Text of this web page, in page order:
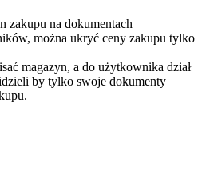
zakupu na dokumentach
można ukryć ceny zakupu tylko
magazyn, a do użytkownika dział
by tylko swoje dokumenty